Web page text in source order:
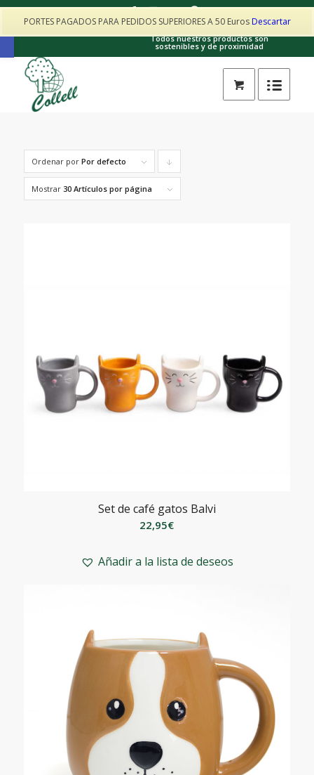
Abrir barra de herramientas Todos nuestros productos son
sostenibles y de proximidad
Ordenar por Por defecto
Mostrar 30 Artículos por página
Set de café gatos Balvi
22,95€
Añadir a la lista de deseos
PORTES PAGADOS PARA PEDIDOS SUPERIORES A 50 EurosDescartar